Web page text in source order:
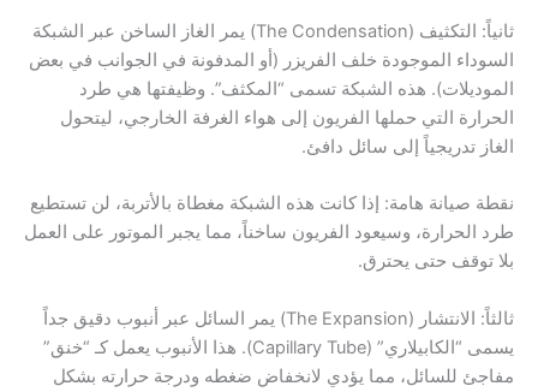
ثانياً: التكثيف (The Condensation) يمر الغاز الساخن عبر الشبكة
السوداء الموجودة خلف الفريزر (أو المدفونة في الجوانب في بعض
الموديلات). هذه الشبكة تسمى “المكثف”. وظيفتها هي طرد
الحرارة التي حملها الفريون إلى هواء الغرفة الخارجي، ليتحول
الغاز تدريجياً إلى سائل دافئ.
نقطة صيانة هامة: إذا كانت هذه الشبكة مغطاة بالأتربة، لن تستطيع
طرد الحرارة، وسيعود الفريون ساخناً، مما يجبر الموتور على العمل
بلا توقف حتى يحترق.
ثالثاً: الانتشار (The Expansion) يمر السائل عبر أنبوب دقيق جداً
يسمى “الكابيلاري” (Capillary Tube). هذا الأنبوب يعمل كـ “خنق”
مفاجئ للسائل، مما يؤدي لانخفاض ضغطه ودرجة حرارته بشكل